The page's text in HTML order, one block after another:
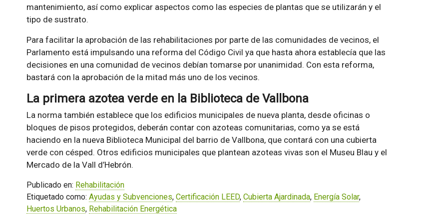
mantenimiento, así como explicar aspectos como las especies de plantas que se utilizarán y el
tipo de sustrato.
Para facilitar la aprobación de las rehabilitaciones por parte de las comunidades de vecinos, el
Parlamento está impulsando una reforma del Código Civil ya que hasta ahora establecía que las
decisiones en una comunidad de vecinos debían tomarse por unanimidad. Con esta reforma,
bastará con la aprobación de la mitad más uno de los vecinos.
La primera azotea verde en la Biblioteca de Vallbona
La norma también establece que los edificios municipales de nueva planta, desde oficinas o
bloques de pisos protegidos, deberán contar con azoteas comunitarias, como ya se está
haciendo en la nueva Biblioteca Municipal del barrio de Vallbona, que contará con una cubierta
verde con césped. Otros edificios municipales que plantean azoteas vivas son el Museu Blau y el
Mercado de la Vall d’Hebrón.
Publicado en: Rehabilitación
Etiquetado como: Ayudas y Subvenciones, Certificación LEED, Cubierta Ajardinada, Energía Solar,
Huertos Urbanos, Rehabilitación Energética